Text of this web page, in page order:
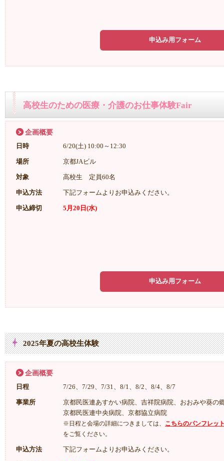
申込み用フォーム
高校生のための医療・介護のお仕事体験Fair
企画概要
日時 6/20(土) 10:00～12:30
場所 京都JAビル
対象 高校生 定員60名
申込方法 下記フォームよりお申込みください。
申込締切 5月20日(水)
申込み用フォーム
2025年夏の高校生体験
企画概要
日程 7/26、7/29、7/31、8/1、8/2、8/4、8/7
事業所
京都民医連あすかい病院、吉祥院病院、おおみや葵の
京都民医連中央病院、京都協立病院
※日程と会場の詳細につきましては、 こちらのパンフレッ
をご覧ください。
申込方法 下記フォームよりお申込みください。